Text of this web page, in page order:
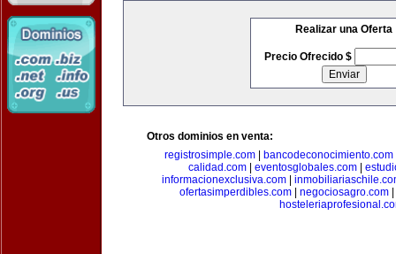
Realizar una Oferta
Precio Ofrecido $
Otros dominios en venta:
registrosimple.com
bancodeconocimiento.com
calidad.com
eventosglobales.com
informacionexclusiva.com|
ofertasimperdibles.com
negociosagro.com